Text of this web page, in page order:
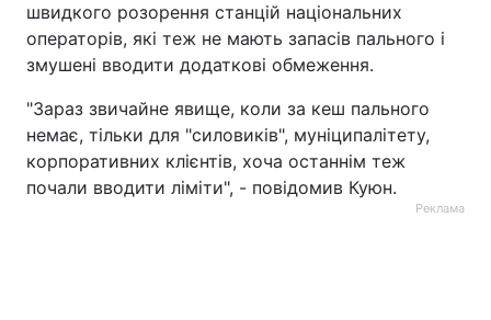
швидкого розорення станцій національних
операторів, які теж не мають запасів пального і
змушені вводити додаткові обмеження.
"Зараз звичайне явище, коли за кеш пального
немає, тільки для "силовиків", муніципалітету,
корпоративних клієнтів, хоча останнім теж
почали вводити ліміти", - повідомив Куюн.
Реклама